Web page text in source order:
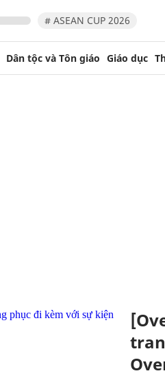
# ASEAN CUP 2026
Dân tộc và Tôn giáo Giáo dục